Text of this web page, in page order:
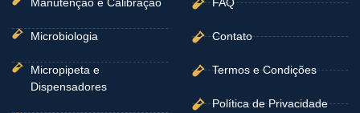
Manutenção e Calibração
Microbiologia
Micropipeta e
Dispensadores
FAQ
Contato
Termos e Condições
Política de Privacidade